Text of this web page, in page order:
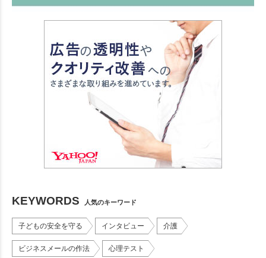
KEYWORDS 人気のキーワード
子どもの安全を守る インタビュー 介護
ビジネスメールの作法 心理テスト